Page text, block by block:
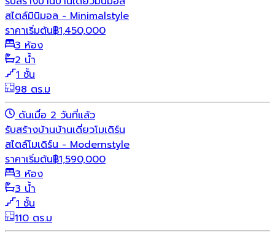
สไตล์มินิมอล - Minimalstyle
ราคาเริ่มต้น฿1,450,000
3 ห้อง
2 น้ำ
1 ชั้น
98 ตร.ม
ดันเมื่อ 2 วันที่แล้ว
รับสร้างบ้านบ้านเดี่ยวโมเดิร์น
สไตล์โมเดิร์น - Modernstyle
ราคาเริ่มต้น฿1,590,000
3 ห้อง
3 น้ำ
1 ชั้น
110 ตร.ม